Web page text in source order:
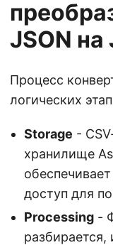
JSON на
Процесс
логических
Storage -
хранилище
доступ для
Processing -
разбирается,